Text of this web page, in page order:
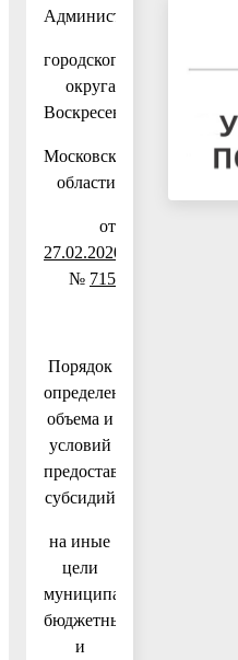
Администрации
городского
округа
Воскресенск
Московской
области
от
27.02.2020
№ 715
Порядок
определения
объема и
условий
предоставления
субсидий
на иные
цели
муниципальным
бюджетным
и